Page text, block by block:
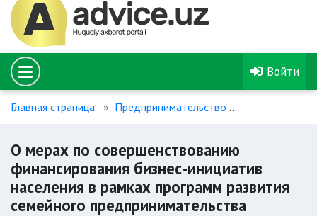
Войти
Главная страница Предпринимательство
О мерах по совершенствованию
финансирования бизнес-инициатив
населения в рамках программ развития
семейного предпринимательства